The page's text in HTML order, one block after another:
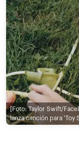
[Foto: Taylor Swift/
lanza canción para 'Toy